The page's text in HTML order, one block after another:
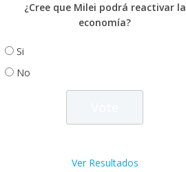
¿Cree que Milei podrá reactivar la
economía?
Si
No
Ver Resultados